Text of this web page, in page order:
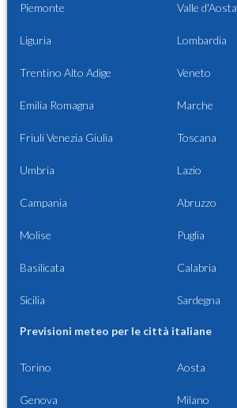
Piemonte Valle d'Aosta
Liguria Lombardia
Trentino Alto Adige Veneto
Emilia Romagna Marche
Friuli Venezia Giulia Toscana
Umbria Lazio
Campania Abruzzo
Molise Puglia
Basilicata Calabria
Sicilia Sardegna
Previsioni meteo per le città italiane
Torino Aosta
Genova Milano